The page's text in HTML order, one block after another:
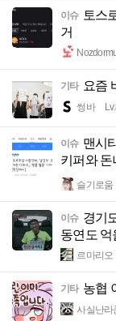
이슈
토스
거
기타 요즘
썽바
이슈 맨시
키퍼와 돈
슬기로움
이슈 경기
동연도 억
르마리오
기타 농협
사실난라